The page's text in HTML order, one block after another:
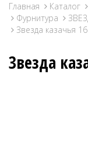
Главная Каталог
Фурнитура
Звезда казачья
Звезда